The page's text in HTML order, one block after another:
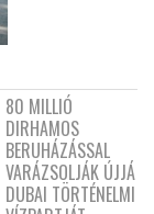
80 MILLIÓ
DIRHAMOS
BERUHÁZÁSSAL
VARÁZSOLJÁK ÚJJÁ
DUBAI TÖRTÉNELMI